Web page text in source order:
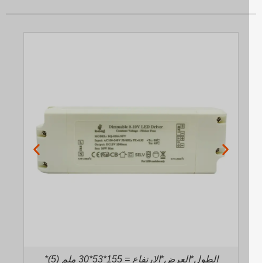
*(6) الطول*العرض*الارتفاع = 175*56*31 ملم